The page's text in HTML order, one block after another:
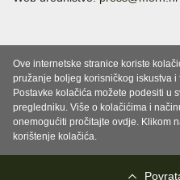
Ove internetske stranice koriste
pružanje boljeg korisničkog iskustva i
Postavke kolačića možete podesiti u
pregledniku. Više o kolačićima i
onemogućiti pročitajte ovdje. Klikom
korištenje kolačića.